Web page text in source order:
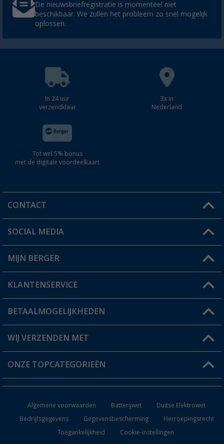
De nieuwsbriefregistratie is momenteel niet
beschikbaar. We zullen het probleem zo snel mogelijk
oplossen.
In 24 uur
verzendklaar
3x in
Nederland
Tot wel 5% bonus
met de digitale voordeelkaart
CONTACT
Een vraag?
Winkel vinden
SOCIAL MEDIA
MIJN BERGER
Mijn account
Status bestelling
Verlanglijstje
KLANTENSERVICE
FAQ & Contact
Verzendinformatie
Catalogus
BETAALMOGELIJKHEDEN
WIJ VERZENDEN MET
ONZE TOPCATEGORIEËN
Keukenaccessoires
Campingmeubilair
Algemene voorwaarden Batterijwet
Duitse Elektrowet
Bedrijfsgegevens
Gegevensbescherming
Herroepingsrecht
Toegankelijkheid
Cookie-instellingen